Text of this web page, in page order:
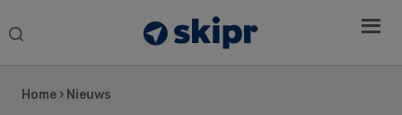
Search
Home › Nieuws
Sidebar